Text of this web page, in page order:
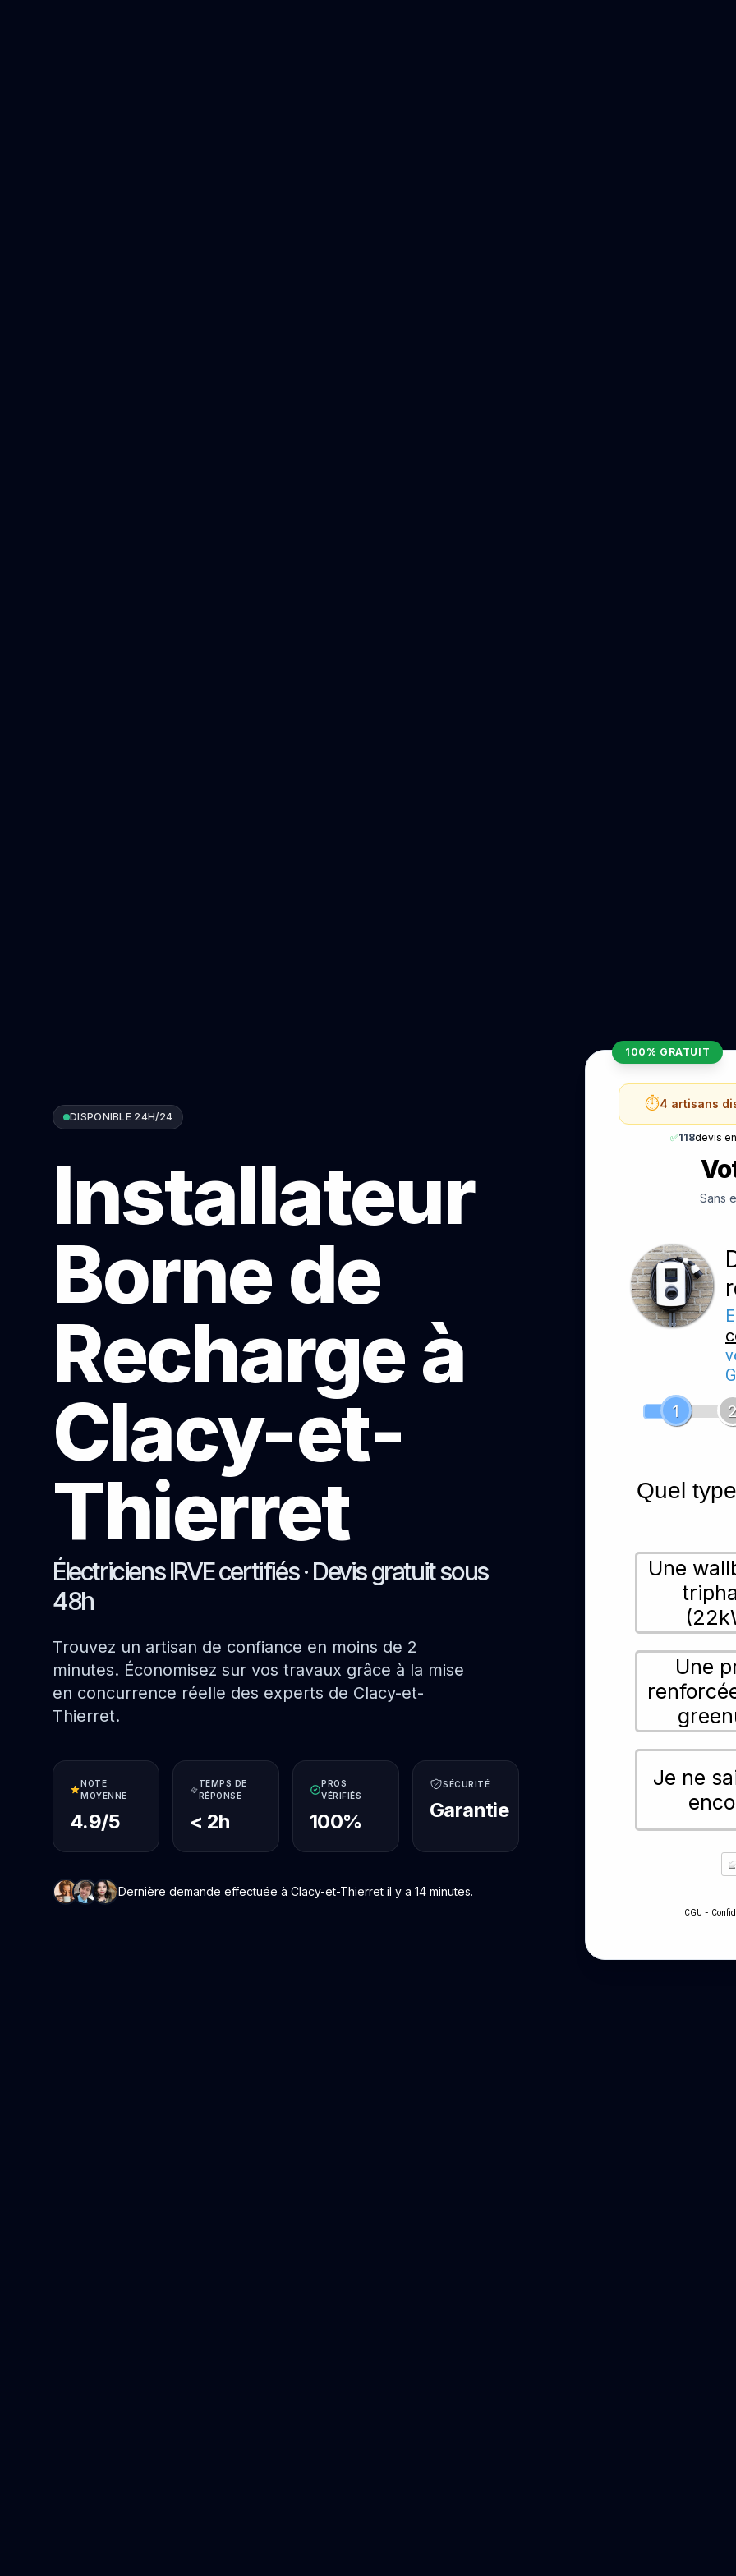
DISPONIBLE 24H/24
Installateur
Borne de
Recharge à
Clacy-et-
Thierret
Électriciens IRVE certifiés · Devis gratuit sous
48h
Trouvez un artisan de confiance en moins de 2
minutes. Économisez sur vos travaux grâce à la mise
en concurrence réelle des experts de Clacy-et-
Thierret.
NOTE
MOYENNE
4.9/5
TEMPS DE
RÉPONSE
< 2h
PROS
VÉRIFIÉS
100%
SÉCURITÉ
Garantie
Dernière demande effectuée à Clacy-et-Thierret il y a 14 minutes.
100% GRATUIT
⏱️4 artisans
✅118devis
Sans
1
2
Quel
Une
Une
Je ne
CGU -